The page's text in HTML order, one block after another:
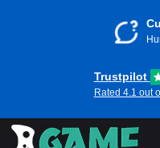
Trustpilot
Rated 4.1 out